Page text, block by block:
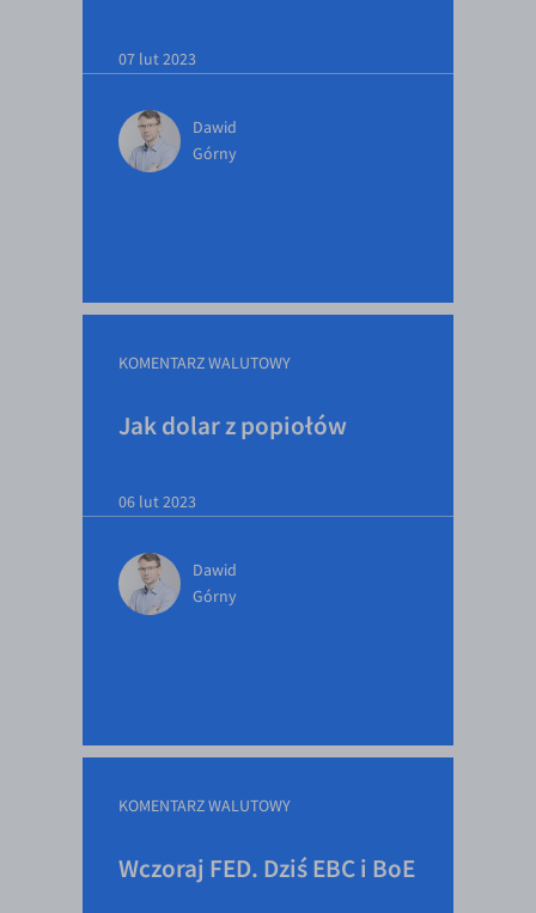
07 lut 2023
Dawid
Górny
KOMENTARZ WALUTOWY
Jak dolar z popiołów
06 lut 2023
Dawid
Górny
KOMENTARZ WALUTOWY
Wczoraj FED. Dziś EBC i BoE